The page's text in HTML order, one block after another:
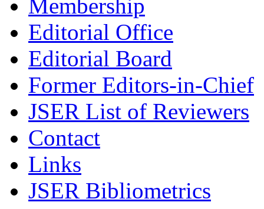
Membership
Editorial Office
Editorial Board
Former Editors-in-Chief
JSER List of Reviewers
Contact
Links
JSER Bibliometrics